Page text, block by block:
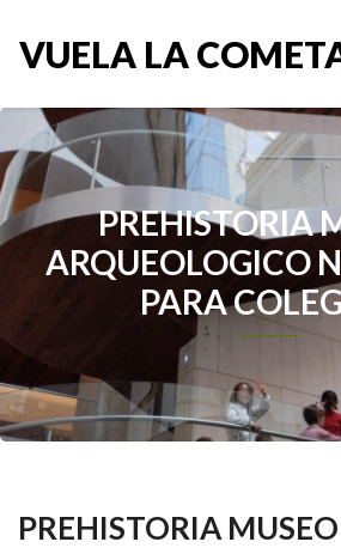
VUELA LA
PREHISTORIA
ARQUEOLOGICO
PARA
PREHISTORIA MUSEO